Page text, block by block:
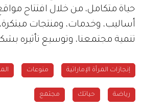
حياة متكامل، من خلال افتتاح
أساليب، وخدمات، ومنتجات
تنمية مجتمعنا، وتوسيع تأثيره
إنجازات المرأة الإماراتية منوعات
رياضة حياتك مجتمع